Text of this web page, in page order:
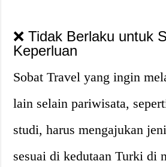
❌ Tidak Berlaku untuk
Keperluan
Sobat Travel yang ingin
lain selain pariwisata,
studi, harus mengajukan
sesuai di kedutaan Turki di